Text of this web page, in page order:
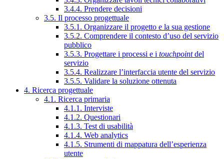
3.4.4. Prendere decisioni
3.5. Il processo progettuale
3.5.1. Organizzare il progetto e la sua gestione
3.5.2. Comprendere il contesto d’uso del servizio
pubblico
3.5.3. Progettare i processi e i touchpointdel
servizio
3.5.4. Realizzare l’interfaccia utente del servizio
3.5.5. Validare la soluzione ottenuta
4. Ricerca progettuale
4.1. Ricerca primaria
4.1.1. Interviste
4.1.2. Questionari
4.1.3. Test di usabilità
4.1.4. Web analytics
4.1.5. Strumenti di mappatura dell’esperienza
utente